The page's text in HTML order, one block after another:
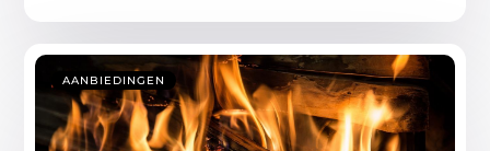
AANBIEDINGEN